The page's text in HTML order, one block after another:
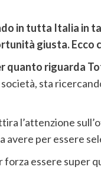
in tutta Italia in
giusta. Ecco
quanto riguarda
sta
l’attenzione
avere per essere
forza essere super